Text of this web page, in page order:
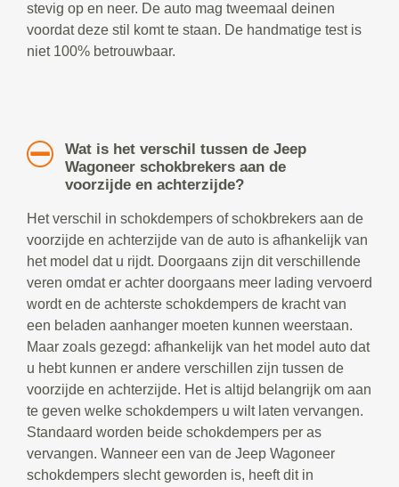
stevig op en neer. De auto mag tweemaal deinen
voordat deze stil komt te staan. De handmatige test is
niet 100% betrouwbaar.
Wat is het verschil tussen de Jeep
Wagoneer schokbrekers aan de
voorzijde en achterzijde?
Het verschil in schokdempers of schokbrekers aan de
voorzijde en achterzijde van de auto is afhankelijk van
het model dat u rijdt. Doorgaans zijn dit verschillende
veren omdat er achter doorgaans meer lading vervoerd
wordt en de achterste schokdempers de kracht van
een beladen aanhanger moeten kunnen weerstaan.
Maar zoals gezegd: afhankelijk van het model auto dat
u hebt kunnen er andere verschillen zijn tussen de
voorzijde en achterzijde. Het is altijd belangrijk om aan
te geven welke schokdempers u wilt laten vervangen.
Standaard worden beide schokdempers per as
vervangen. Wanneer een van de Jeep Wagoneer
schokdempers slecht geworden is, heeft dit in